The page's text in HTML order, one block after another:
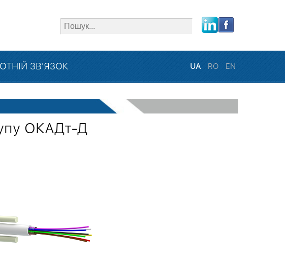
ЗВ'ЯЗОК UA RO EN
ОКАДт-Д
close